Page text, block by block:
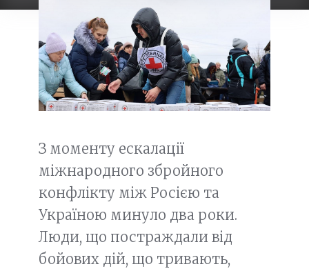
З моменту ескалації
міжнародного збройного
конфлікту між Росією та
Україною минуло два роки.
Люди, що постраждали від
бойових дій, що тривають,